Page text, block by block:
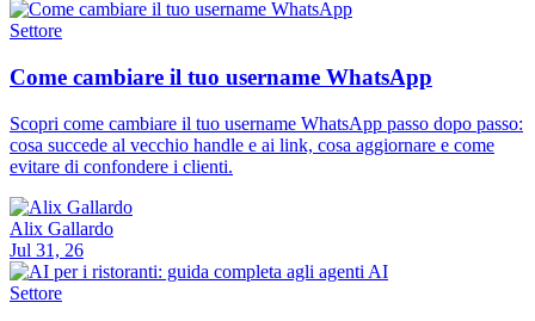
Settore
Come cambiare il tuo username WhatsApp
Scopri come cambiare il tuo username WhatsApp passo dopo passo:
cosa succede al vecchio handle e ai link, cosa aggiornare e come
evitare di confondere i clienti.
Alix Gallardo
Jul 31, 26
Settore